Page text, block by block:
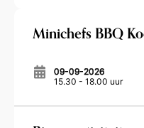
Minichefs BBQ
09-09-2026
15.30 - 18.00 uur